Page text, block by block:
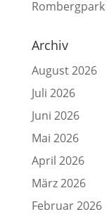
Rombergpark
Archiv
August 2026
Juli 2026
Juni 2026
Mai 2026
April 2026
März 2026
Februar 2026